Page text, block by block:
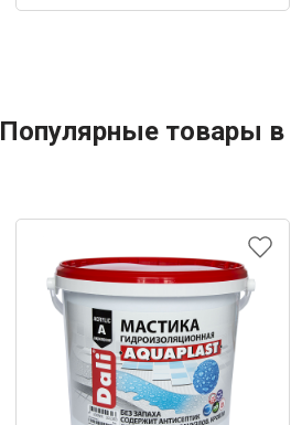
Популярные товары в